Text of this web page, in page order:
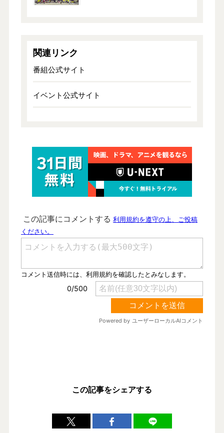
関連リンク
番組公式サイト
イベント公式サイト
この記事をシェアする